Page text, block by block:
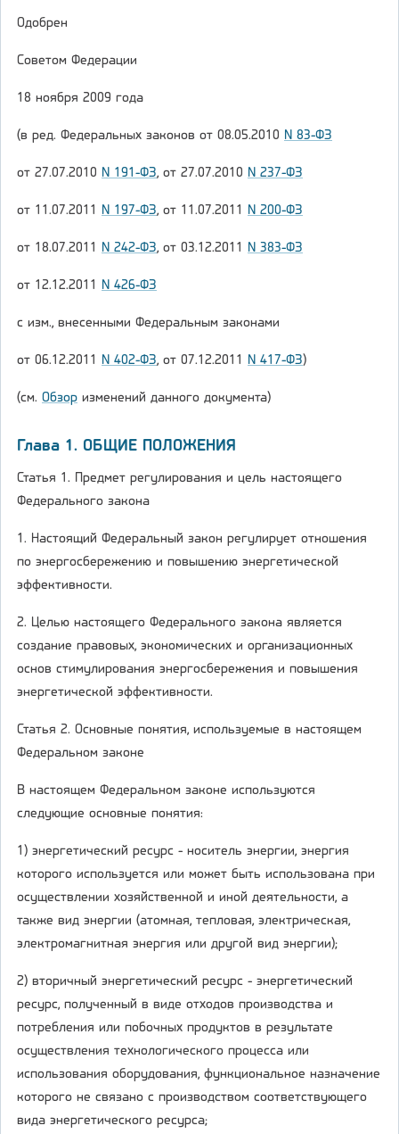
Одобрен
Советом Федерации
18 ноября 2009 года
(в ред. Федеральных законов от 08.05.2010 N 83-ФЗ
от 27.07.2010 N 191-ФЗ, от 27.07.2010 N 237-ФЗ
от 11.07.2011 N 197-ФЗ, от 11.07.2011 N 200-ФЗ
от 18.07.2011 N 242-ФЗ, от 03.12.2011 N 383-ФЗ
от 12.12.2011 N 426-ФЗ
с изм., внесенными Федеральным законами
от 06.12.2011 N 402-ФЗ, от 07.12.2011 N 417-ФЗ)
(см. Обзор изменений данного документа)
Глава 1. ОБЩИЕ ПОЛОЖЕНИЯ
Статья 1. Предмет регулирования и цель настоящего
Федерального закона
1. Настоящий Федеральный закон регулирует отношения
по энергосбережению и повышению энергетической
эффективности.
2. Целью настоящего Федерального закона является
создание правовых, экономических и организационных
основ стимулирования энергосбережения и повышения
энергетической эффективности.
Статья 2. Основные понятия, используемые в настоящем
Федеральном законе
В настоящем Федеральном законе используются
следующие основные понятия:
1) энергетический ресурс - носитель энергии, энергия
которого используется или может быть использована при
осуществлении хозяйственной и иной деятельности, а
также вид энергии (атомная, тепловая, электрическая,
электромагнитная энергия или другой вид энергии);
2) вторичный энергетический ресурс - энергетический
ресурс, полученный в виде отходов производства и
потребления или побочных продуктов в результате
осуществления технологического процесса или
использования оборудования, функциональное назначение
которого не связано с производством соответствующего
вида энергетического ресурса;